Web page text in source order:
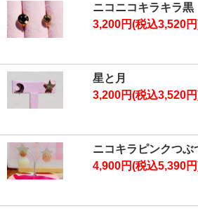
ニコニコキラキラ黒
3,200円(税込3,520
星と月
3,200円(税込3,520
ニコキラピンクつぶ
4,900円(税込5,390